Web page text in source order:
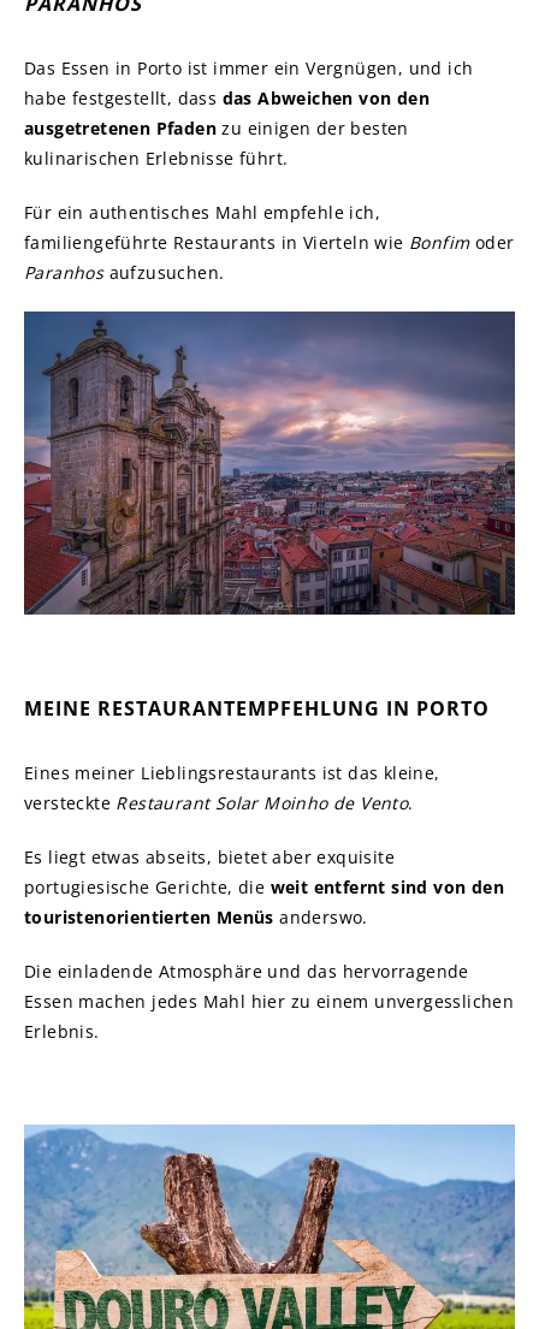
Das Essen in Porto ist immer ein Vergnügen, und ich
habe festgestellt, dass das Abweichen von den
ausgetretenen Pfaden zu einigen der besten
kulinarischen Erlebnisse führt.
Für ein authentisches Mahl empfehle ich,
familiengeführte Restaurants in Vierteln wie Bonfimoder
Paranhosaufzusuchen.
MEINE RESTAURANTEMPFEHLUNG IN PORTO
Eines meiner Lieblingsrestaurants ist das kleine,
versteckte Restaurant Solar Moinho de Vento.
Es liegt etwas abseits, bietet aber exquisite
portugiesische Gerichte, die weit entfernt sind von den
touristenorientierten Menüs anderswo.
Die einladende Atmosphäre und das hervorragende
Essen machen jedes Mahl hier zu einem unvergesslichen
Erlebnis.